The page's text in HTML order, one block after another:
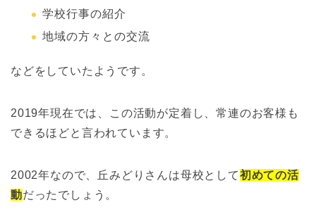
学校行事の紹介
地域の方々との交流
などをしていたようです。
2019年現在では、この活動が定着し、常連のお客様も
できるほどと言われています。
2002年なので、丘みどりさんは母校として初めての活
動だったでしょう。